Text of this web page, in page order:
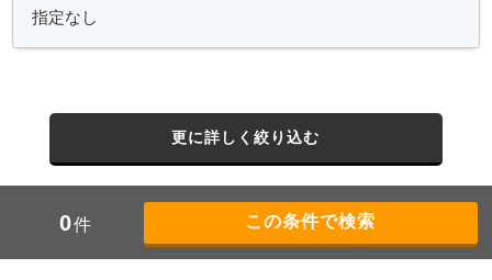
更に詳しく絞り込む
0件